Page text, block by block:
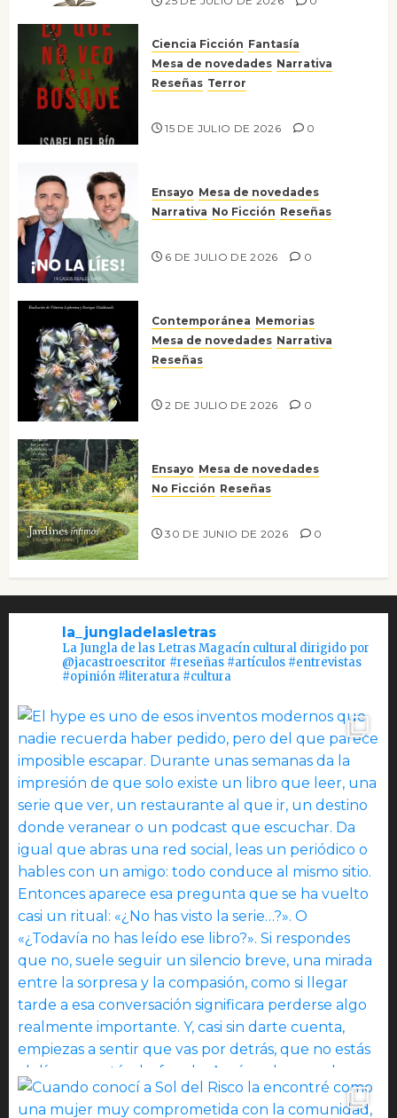
Ciencia Ficción Fantasía
Mesa de novedades Narrativa
Reseñas Terror
15 DE JULIO DE 2026 0
Ensayo Mesa de novedades
Narrativa No Ficción Reseñas
6 DE JULIO DE 2026 0
Contemporánea Memorias
Mesa de novedades Narrativa
Reseñas
2 DE JULIO DE 2026 0
Ensayo Mesa de novedades
No Ficción Reseñas
30 DE JUNIO DE 2026 0
la_jungladelasletras
La Jungla de las Letras Magacín cultural dirigido por
@jacastroescritor #reseñas #artículos #entrevistas
#opinión #literatura #cultura